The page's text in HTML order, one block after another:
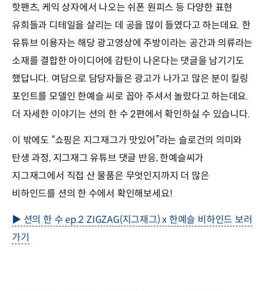
핫팬츠, 케익 상자에서 나오는 쉬폰 원피스 등 다양한 표현
유희들과 디테일을 살리는 데 공을 많이 들였다고 하는데요. 한
유튜브 이용자는 해당 광고영상에 주방이라는 공간과 의류라는
소재를 결합한 아이디어에 감탄이 나온다는 댓글을 남기기도
했답니다. 여담으로 담당자들은 광고가 나가고 많은 분이 킬링
포인트를 모델인 한예슬 씨로 꼽아 주셔서 놀랐다고 하는데요.
더 자세한 이야기는 션의 한 수 2편에서 확인하실 수 있습니다.
이 밖에도 “쇼핑은 지그재그가 맛있어”라는 슬로건의 의미와
탄생 과정, 지그재그 유튜브 댓글 반응, 한예슬씨가
지그재그에서 직접 산 물품은 무엇인지까지 더 많은
비하인드를 션의 한 수에서 확인해보세요!
▶ 션의 한 수 ep.2 ZIGZAG(지그재그) x 한예슬 비하인드 보러
가기